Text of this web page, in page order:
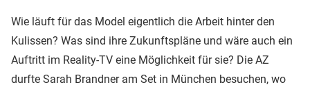
Wie läuft für das Model eigentlich die Arbeit hinter den
Kulissen? Was sind ihre Zukunftspläne und wäre auch ein
Auftritt im Reality-TV eine Möglichkeit für sie? Die AZ
durfte Sarah Brandner am Set in München besuchen, wo